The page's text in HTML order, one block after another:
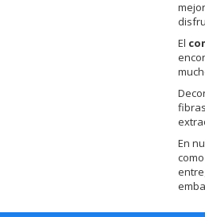
El
En